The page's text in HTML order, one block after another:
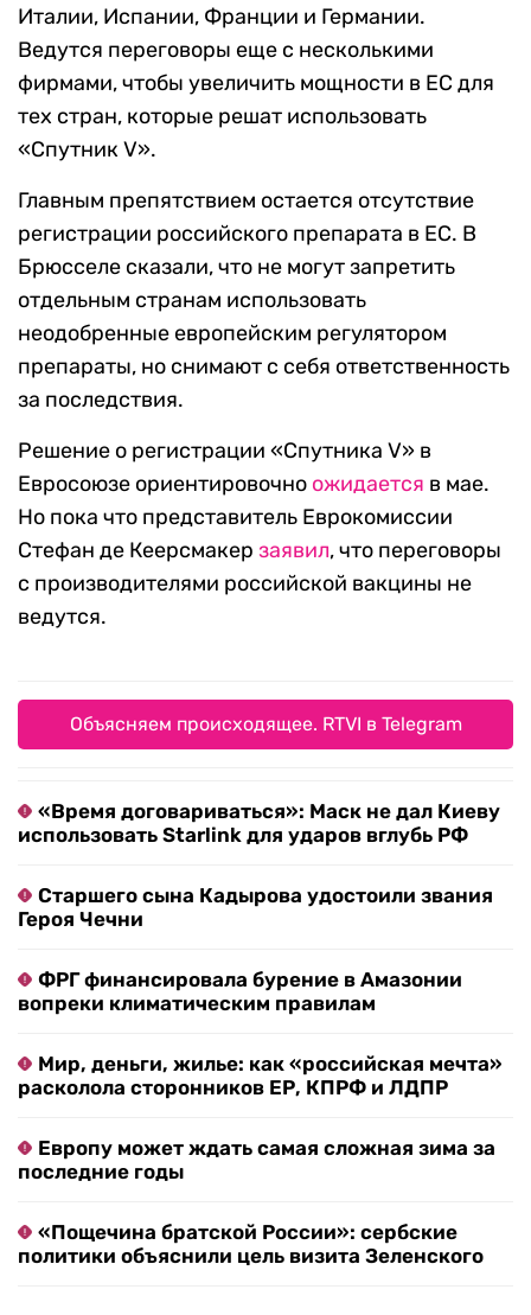
Италии, Испании, Франции и Германии.
Ведутся переговоры еще с несколькими
фирмами, чтобы увеличить мощности в ЕС для
тех стран, которые решат использовать
«Спутник V».
Главным препятствием остается отсутствие
регистрации российского препарата в ЕС. В
Брюсселе сказали, что не могут запретить
отдельным странам использовать
неодобренные европейским регулятором
препараты, но снимают с себя ответственность
за последствия.
Решение о регистрации «Спутника V» в
Евросоюзе ориентировочно ожидается в мае.
Но пока что представитель Еврокомиссии
Стефан де Кеерсмакер заявил, что переговоры
с производителями российской вакцины не
ведутся.
Объясняем происходящее. RTVI в Telegram
«Время договариваться»: Маск не дал Киеву
использовать Starlink для ударов вглубь РФ
Старшего сына Кадырова удостоили звания
Героя Чечни
ФРГ финансировала бурение в Амазонии
вопреки климатическим правилам
Мир, деньги, жилье: как «российская мечта»
расколола сторонников ЕР, КПРФ и ЛДПР
Европу может ждать самая сложная зима за
последние годы
«Пощечина братской России»: сербские
политики объяснили цель визита Зеленского